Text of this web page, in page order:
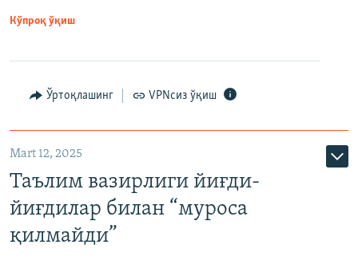
Кўпроқ ўқиш
Ўртоқлашинг VPNсиз ўқиш
Mart 12, 2025
Таълим вазирлиги йиғди-
йиғдилар билан “муроса
қилмайди”